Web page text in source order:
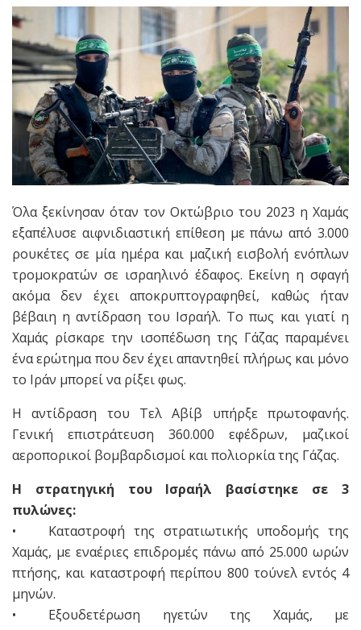
Όλα ξεκίνησαν όταν τον Οκτώβριο του 2023 η Χαμάς
εξαπέλυσε αιφνιδιαστική επίθεση με πάνω από 3.000
ρουκέτες σε μία ημέρα και μαζική εισβολή ενόπλων
τρομοκρατών σε ισραηλινό έδαφος. Εκείνη η σφαγή
ακόμα δεν έχει αποκρυπτογραφηθεί, καθώς ήταν
βέβαιη η αντίδραση του Ισραήλ. Το πως και γιατί η
Χαμάς ρίσκαρε την ισοπέδωση της Γάζας παραμένει
ένα ερώτημα που δεν έχει απαντηθεί πλήρως και μόνο
το Ιράν μπορεί να ρίξει φως.
Η αντίδραση του Τελ Αβίβ υπήρξε πρωτοφανής.
Γενική επιστράτευση 360.000 εφέδρων, μαζικοί
αεροπορικοί βομβαρδισμοί και πολιορκία της Γάζας.
Η στρατηγική του Ισραήλ βασίστηκε σε 3
πυλώνες:
• Καταστροφή της στρατιωτικής υποδομής της
Χαμάς, με εναέριες επιδρομές πάνω από 25.000 ωρών
πτήσης, και καταστροφή περίπου 800 τούνελ εντός 4
μηνών.
• Εξουδετέρωση ηγετών της Χαμάς, με